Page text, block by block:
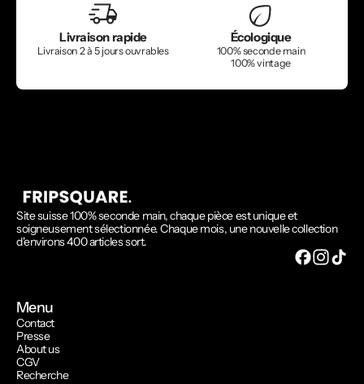
Livraison rapide
Livraison 2 à 5 jours ouvrables
Écologique
100% seconde main
100% vintage
Site suisse 100% seconde main, chaque pièce est unique et
soigneusement sélectionnée. Chaque mois, une nouvelle collection
d'environs 400 articles sort.
Menu
Contact
Presse
About us
CGV
Recherche